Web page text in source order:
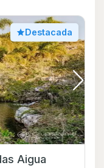
Destacada
Aigua